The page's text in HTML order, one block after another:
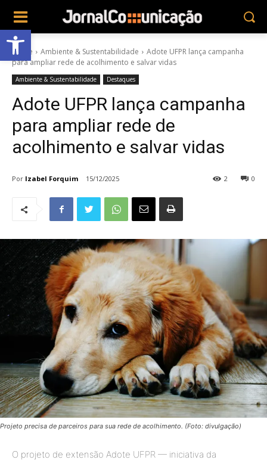
Abrir a barra de ferramentas
Home Ambiente & Sustentabilidade
Adote UFPR lança campanha
para ampliar rede de acolhimento e salvar vidas
Ambiente & Sustentabilidade Destaques
Adote UFPR lança campanha
para ampliar rede de
acolhimento e salvar vidas
Por Izabel Forquim 15/12/2025 0
2
Projeto precisa de parceiros para sua rede de acolhimento. (Foto: divulgação)
O projeto de extensão Adote UFPR — iniciativa da